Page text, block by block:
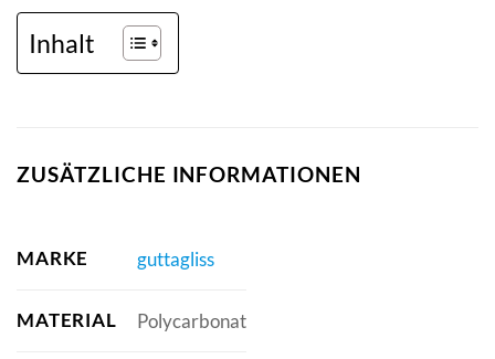
Inhalt
ZUSÄTZLICHE INFORMATIONEN
MARKE guttagliss
MATERIAL Polycarbonat